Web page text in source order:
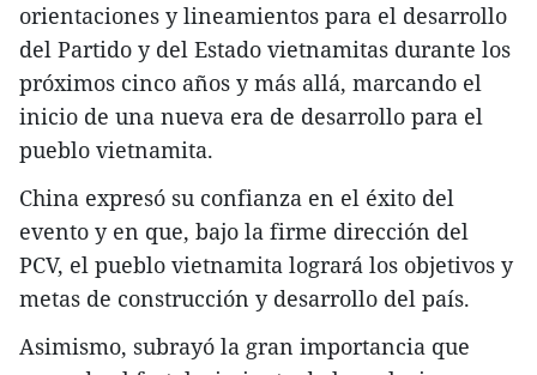
orientaciones y lineamientos para el desarrollo
del Partido y del Estado vietnamitas durante los
próximos cinco años y más allá, marcando el
inicio de una nueva era de desarrollo para el
pueblo vietnamita.
China expresó su confianza en el éxito del
evento y en que, bajo la firme dirección del
PCV, el pueblo vietnamita logrará los objetivos y
metas de construcción y desarrollo del país.
Asimismo, subrayó la gran importancia que